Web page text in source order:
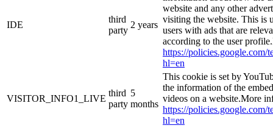
IDE
third
party
2 years
website and any other
visiting the website. This is
users with ads that are
according to the user
https://policies.google.com/
hl=en
VISITOR_INFO1_LIVE
third
party
5
months
This cookie is set by
the information of the
videos on a website.More
https://policies.google.com/
hl=en